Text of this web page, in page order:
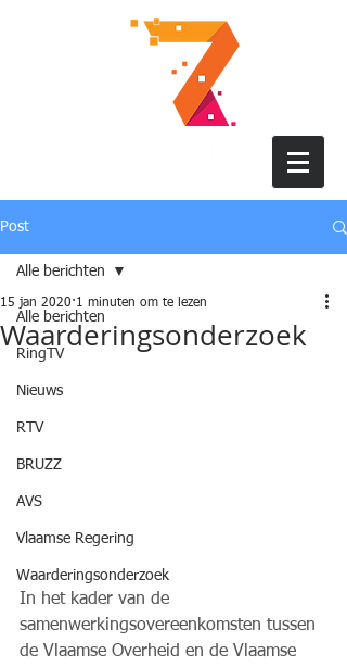
Post
Alle berichten
RingTV
Nieuws
RTV
BRUZZ
AVS
Vlaamse Regering
Waarderingsonderzoek
Alle berichten
Waarderingsonderzoek
15 jan 2020 1 minuten om te lezen
In het kader van de
samenwerkingsovereenkomsten tussen
de Vlaamse Overheid en de Vlaamse